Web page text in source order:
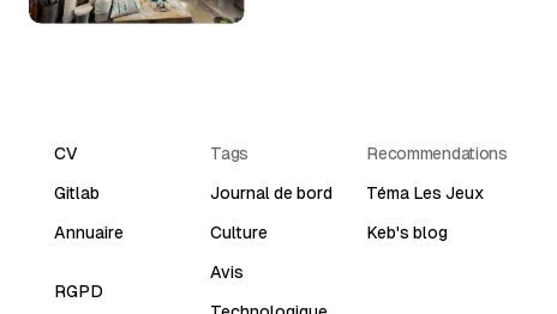
CV
Gitlab
Annuaire
RGPD
Tags
Journal de bord
Culture
Avis
Recommendations
Téma Les Jeux
Keb's blog